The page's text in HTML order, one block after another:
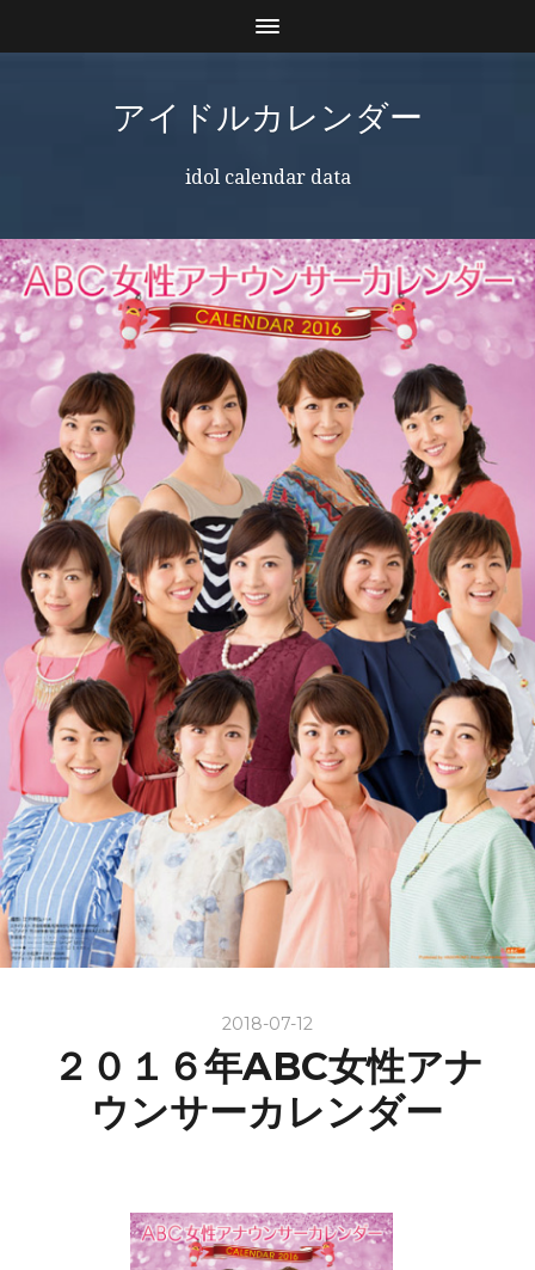
アイドルカレンダー
idol calendar data
2018-07-12
２０１６年ABC女性アナ
ウンサーカレンダー